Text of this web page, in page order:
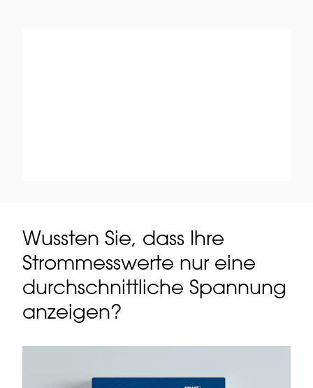
Wussten Sie, dass Ihre
Strommesswerte nur eine
durchschnittliche Spannung
anzeigen?